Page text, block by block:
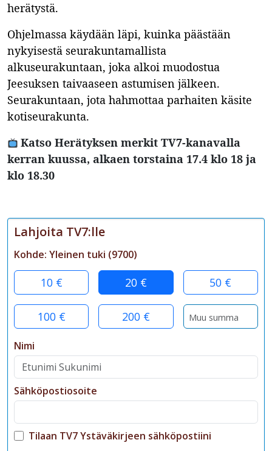
herätystä.
Ohjelmassa käydään läpi, kuinka päästään
nykyisestä seurakuntamallista
alkuseurakuntaan, joka alkoi muodostua
Jeesuksen taivaaseen astumisen jälkeen.
Seurakuntaan, jota hahmottaa parhaiten käsite
kotiseurakunta.
Katso Herätyksen merkit TV7-kanavalla
kerran kuussa, alkaen torstaina 17.4 klo 18 ja
klo 18.30
Lahjoita TV7:lle
Kohde: Yleinen tuki (9700)
10 € 20 € 50 €
100 € 200 €
Nimi
Sähköpostiosoite
Tilaan TV7 Ystäväkirjeen sähköpostiini